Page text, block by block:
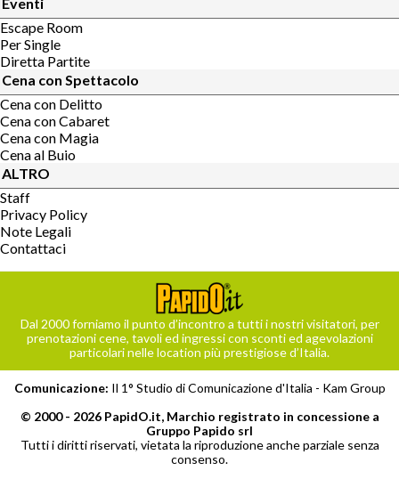
Escape Room
Per Single
Diretta Partite
Cena con Spettacolo
Cena con Delitto
Cena con Cabaret
Cena con Magia
Cena al Buio
ALTRO
Staff
Privacy Policy
Note Legali
Contattaci
Dal 2000 forniamo il punto d’incontro a tutti i nostri visitatori, per
prenotazioni cene, tavoli ed ingressi con sconti ed agevolazioni
particolari nelle location più prestigiose d’Italia.
Comunicazione: Il 1° Studio di Comunicazione d'Italia - Kam Group
© 2000 - 2026 PapidO.it, Marchio registrato in concessione a
Gruppo Papido srl
Tutti i diritti riservati, vietata la riproduzione anche parziale senza
consenso.